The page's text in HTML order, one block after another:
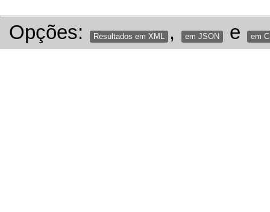
Opções: Resultados em XML , em JSON e em